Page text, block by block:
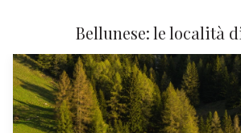
Bellunese: le località